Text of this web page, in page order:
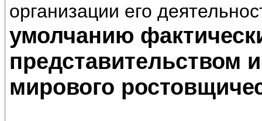
организации его
умолчанию
представительством
мирового